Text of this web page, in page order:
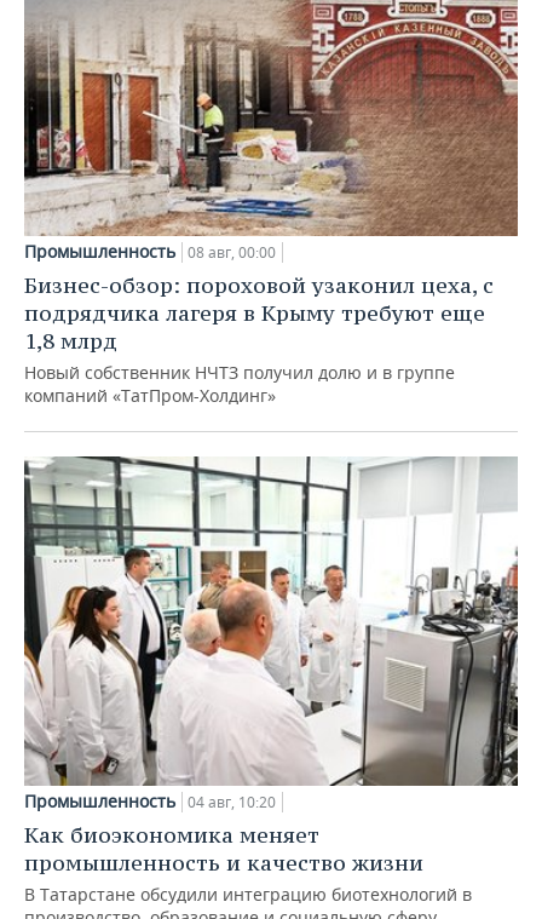
Промышленность 08 авг, 00:00
Бизнес-обзор: пороховой узаконил цеха, с
подрядчика лагеря в Крыму требуют еще
1,8 млрд
Новый собственник НЧТЗ получил долю и в группе
компаний «ТатПром-Холдинг»
Промышленность 04 авг, 10:20
Как биоэкономика меняет
промышленность и качество жизни
В Татарстане обсудили интеграцию биотехнологий в